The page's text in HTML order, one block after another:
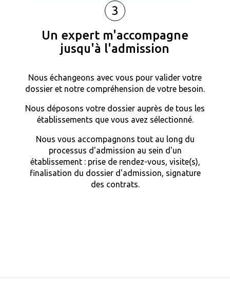
3
Un expert m'accompagne
jusqu'à l'admission
Nous échangeons avec vous pour valider votre
dossier et notre compréhension de votre besoin.
Nous déposons votre dossier auprès de tous les
établissements que vous avez sélectionné.
Nous vous accompagnons tout au long du
processus d'admission au sein d'un
établissement : prise de rendez-vous, visite(s),
finalisation du dossier d'admission, signature
des contrats.